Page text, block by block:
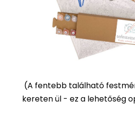
(A fentebb található
kereten ül - ez a lehetőség